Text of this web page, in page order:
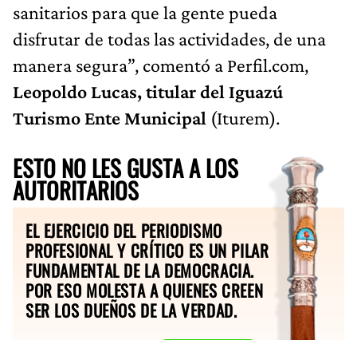
sanitarios para que la gente pueda
disfrutar de todas las actividades, de una
manera segura”, comentó a Perfil.com,
Leopoldo Lucas, titular del Iguazú
Turismo Ente Municipal (Iturem).
ESTO NO LES GUSTA A LOS
AUTORITARIOS
EL EJERCICIO DEL PERIODISMO
PROFESIONAL Y CRÍTICO ES UN PILAR
FUNDAMENTAL DE LA DEMOCRACIA.
POR ESO MOLESTA A QUIENES CREEN
SER LOS DUEÑOS DE LA VERDAD.